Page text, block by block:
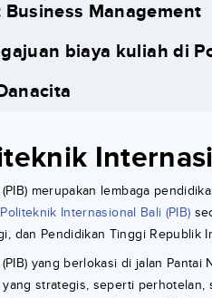
Business Management
biaya kuliah di
merupakan lembaga
Politeknik Internasional Bali (PIB)
dan Pendidikan Tinggi Republik
yang berlokasi di jalan
strategis, seperti perhotelan,